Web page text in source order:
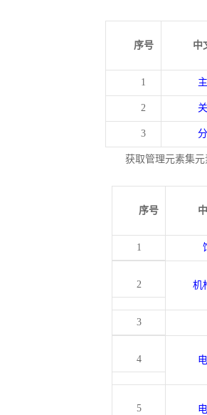
序号 中
1
2
3
获取管理元素集
序号
1
2 机
3
4
5